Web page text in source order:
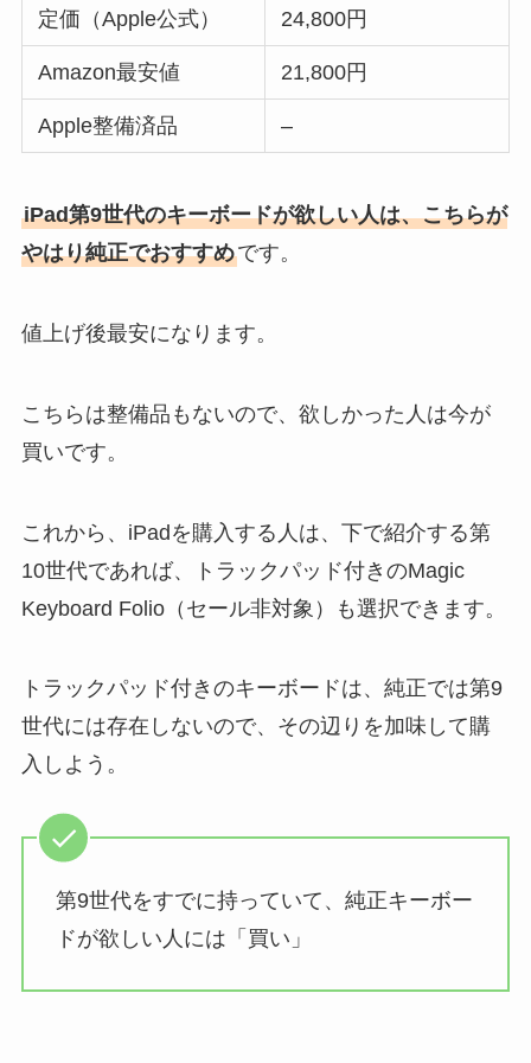
定価（Apple公式） 24,800円
Amazon最安値 21,800円
Apple整備済品 –
iPad第9世代のキーボードが欲しい人は、こちらが
やはり純正でおすすめです。
値上げ後最安になります。
こちらは整備品もないので、欲しかった人は今が
買いです。
これから、iPadを購入する人は、下で紹介する第
10世代であれば、トラックパッド付きのMagic
Keyboard Folio（セール非対象）も選択できます。
トラックパッド付きのキーボードは、純正では第9
世代には存在しないので、その辺りを加味して購
入しよう。
第9世代をすでに持っていて、純正キーボー
ドが欲しい人には「買い」